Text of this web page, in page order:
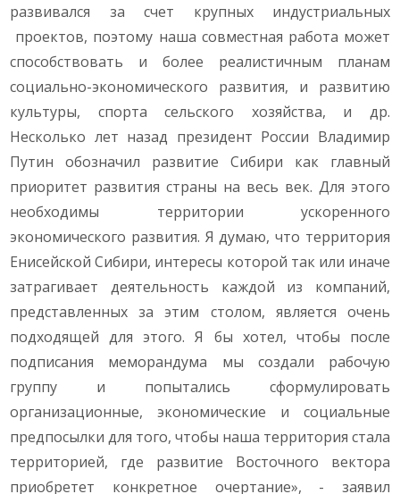
развивался за счет крупных индустриальных
проектов, поэтому наша совместная работа может
способствовать и более реалистичным планам
социально-экономического развития, и развитию
культуры, спорта сельского хозяйства, и др.
Несколько лет назад президент России Владимир
Путин обозначил развитие Сибири как главный
приоритет развития страны на весь век. Для этого
необходимы территории ускоренного
экономического развития. Я думаю, что территория
Енисейской Сибири, интересы которой так или иначе
затрагивает деятельность каждой из компаний,
представленных за этим столом, является очень
подходящей для этого. Я бы хотел, чтобы после
подписания меморандума мы создали рабочую
группу и попытались сформулировать
организационные, экономические и социальные
предпосылки для того, чтобы наша территория стала
территорией, где развитие Восточного вектора
приобретет конкретное очертание», - заявил